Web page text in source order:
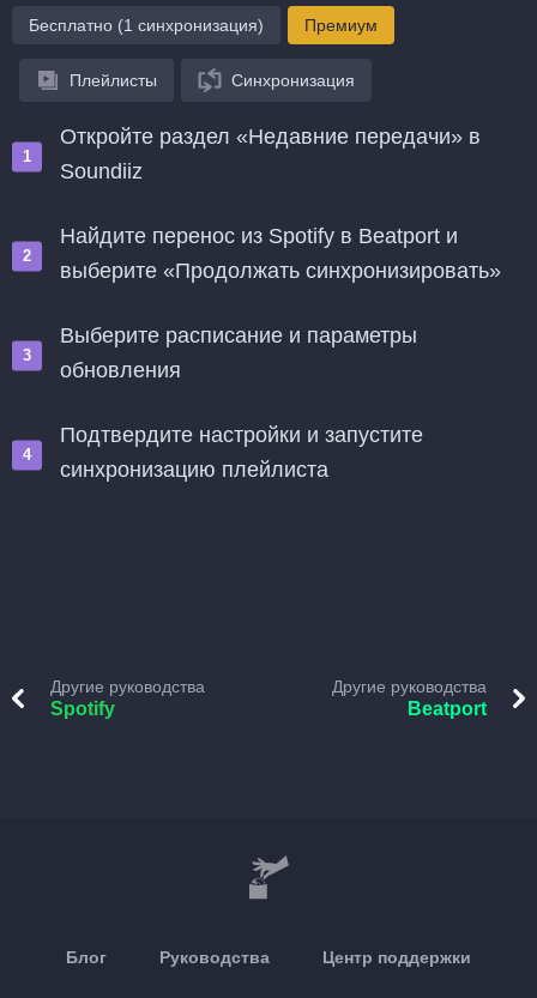
Бесплатно (1 синхронизация) Премиум
Плейлисты Синхронизация
Откройте раздел «Недавние передачи» в
Soundiiz
Найдите перенос из Spotify в Beatport и
выберите «Продолжать синхронизировать»
Выберите расписание и параметры
обновления
Подтвердите настройки и запустите
синхронизацию плейлиста
Другие руководства
Spotify
Другие руководства
Beatport
Блог Руководства Центр поддержки